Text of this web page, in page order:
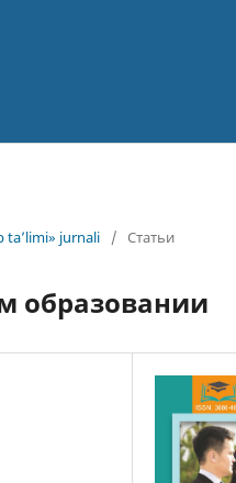
ta’limi» jurnali / Статьи
образовании